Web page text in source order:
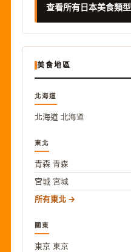
查看所有日本美食類型
美食地區
北海道
北海道 北海道
東北
青森 青森
宮城 宮城
所有東北
關東
東京 東京